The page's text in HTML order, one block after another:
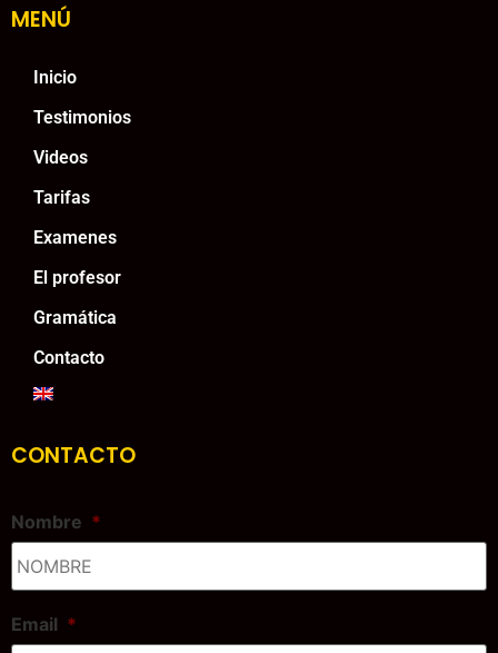
MENÚ
Inicio
Testimonios
Videos
Tarifas
Examenes
El profesor
Gramática
Contacto
CONTACTO
Nombre *
Email *